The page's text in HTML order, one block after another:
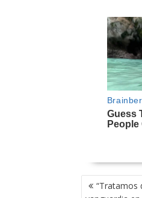
NAVEGACIÓN
“Tratamos